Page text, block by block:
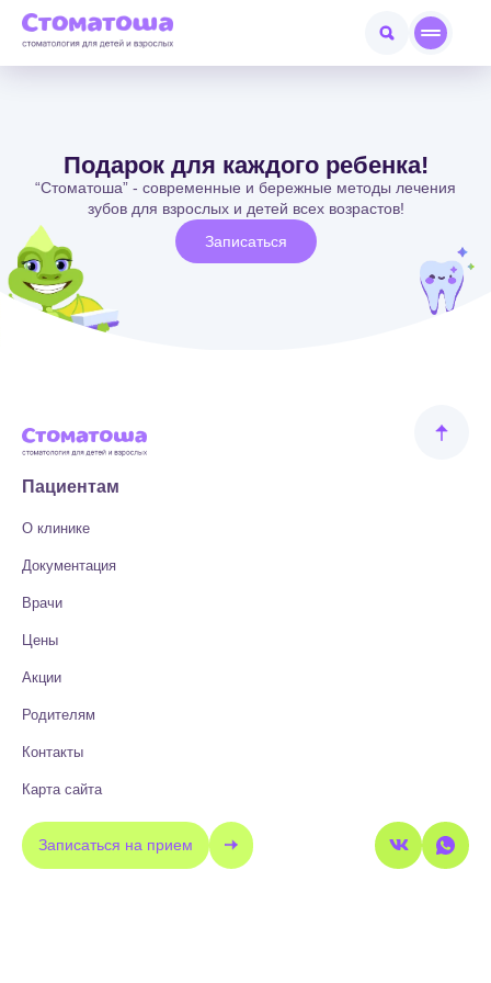
Подарок для каждого ребенка!
“Стоматоша” - современные и бережные методы лечения
зубов для взрослых и детей всех возрастов!
Записаться
Пациентам
О клинике
Документация
Врачи
Цены
Акции
Родителям
Контакты
Карта сайта
Записаться на прием